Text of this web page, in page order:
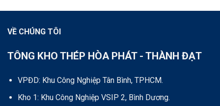
VỀ CHÚNG TÔI
TÔNG KHO THÉP HÒA PHÁT - THÀNH ĐẠT
VPĐD: Khu Công Nghiệp Tân Bình, TPHCM.
Kho 1: Khu Công Nghiệp VSIP 2, Bình Dương.